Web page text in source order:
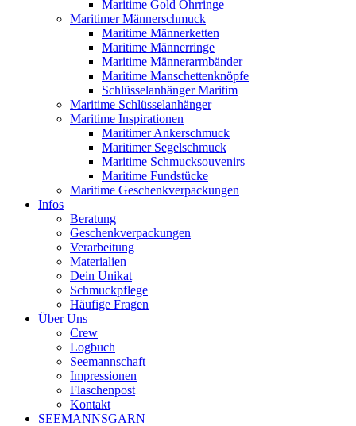
Maritime Gold Ohrringe
Maritimer Männerschmuck
Maritime Männerketten
Maritime Männerringe
Maritime Männerarmbänder
Maritime Manschettenknöpfe
Schlüsselanhänger Maritim
Maritime Schlüsselanhänger
Maritime Inspirationen
Maritimer Ankerschmuck
Maritimer Segelschmuck
Maritime Schmucksouvenirs
Maritime Fundstücke
Maritime Geschenkverpackungen
Infos
Beratung
Geschenkverpackungen
Verarbeitung
Materialien
Dein Unikat
Schmuckpflege
Häufige Fragen
Über Uns
Crew
Logbuch
Seemannschaft
Impressionen
Flaschenpost
Kontakt
SEEMANNSGARN